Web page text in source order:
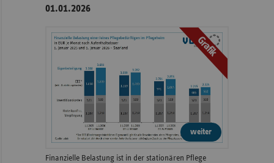
01.01.2026
Grafik
weiter
Finanzielle Belastung ist in der stationären Pflege